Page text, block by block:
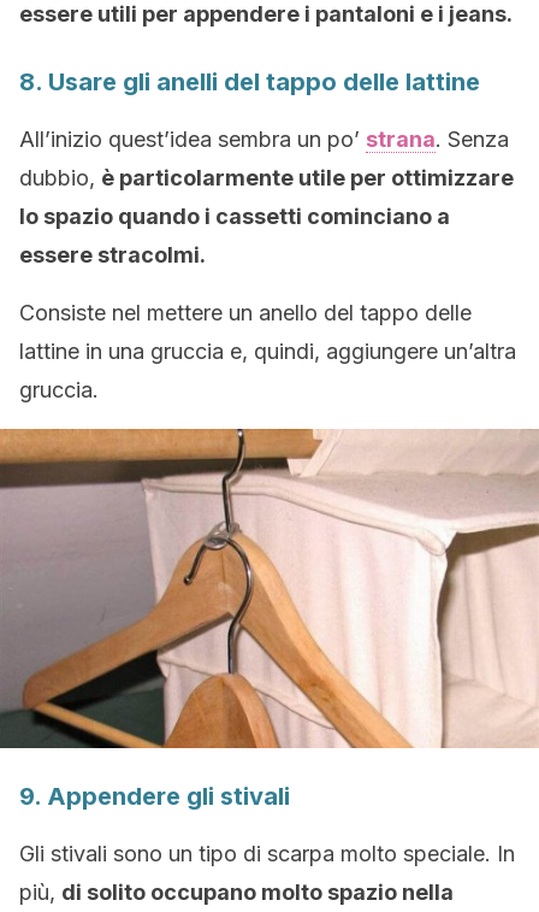
essere utili per appendere i pantaloni e i jeans.
8. Usare gli anelli del tappo delle lattine
All’inizio quest’idea sembra un po’ strana. Senza
dubbio, è particolarmente utile per ottimizzare
lo spazio quando i cassetti cominciano a
essere stracolmi.
Consiste nel mettere un anello del tappo delle
lattine in una gruccia e, quindi, aggiungere un’altra
gruccia.
9. Appendere gli stivali
Gli stivali sono un tipo di scarpa molto speciale. In
più, di solito occupano molto spazio nella